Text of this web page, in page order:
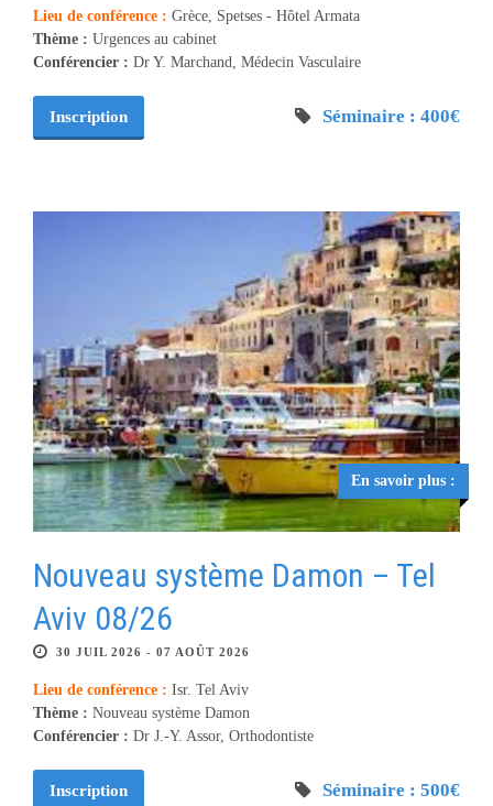
Lieu de conférence : Grèce, Spetses - Hôtel Armata
Thème : Urgences au cabinet
Conférencier : Dr Y. Marchand, Médecin Vasculaire
Inscription Séminaire : 400€
En savoir plus :
Nouveau système Damon – Tel
Aviv 08/26
30 JUIL 2026 - 07 AOÛT 2026
Lieu de conférence : Isr. Tel Aviv
Thème : Nouveau système Damon
Conférencier : Dr J.-Y. Assor, Orthodontiste
Inscription Séminaire : 500€